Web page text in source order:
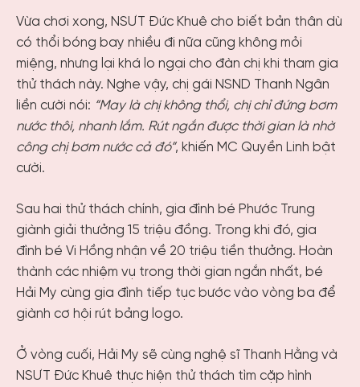
Vừa chơi xong, NSƯT Đức Khuê cho biết bản thân dù
có thổi bóng bay nhiều đi nữa cũng không mỏi
miệng, nhưng lại khá lo ngại cho đàn chị khi tham gia
thử thách này. Nghe vậy, chị gái NSND Thanh Ngân
liền cười nói: “May là chị không thổi, chị chỉ đứng bơm
nước thôi, nhanh lắm. Rút ngắn được thời gian là nhờ
công chị bơm nước cả đó”, khiến MC Quyền Linh bật
cười.
Sau hai thử thách chính, gia đình bé Phước Trung
giành giải thưởng 15 triệu đồng. Trong khi đó, gia
đình bé Vi Hồng nhận về 20 triệu tiền thưởng. Hoàn
thành các nhiệm vụ trong thời gian ngắn nhất, bé
Hải My cùng gia đình tiếp tục bước vào vòng ba để
giành cơ hội rút bảng logo.
Ở vòng cuối, Hải My sẽ cùng nghệ sĩ Thanh Hằng và
NSƯT Đức Khuê thực hiện thử thách tìm cặp hình